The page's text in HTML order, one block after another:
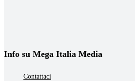
Info su Mega Italia Media
Contattaci